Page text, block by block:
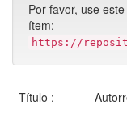
Por favor, use
ítem:
https://
Título :